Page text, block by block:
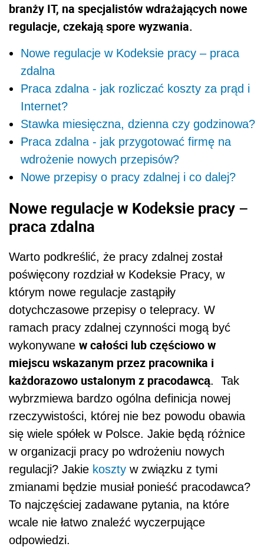
branży IT, na specjalistów wdrażających nowe
regulacje, czekają spore wyzwania.
Nowe regulacje w Kodeksie pracy – praca
zdalna
Praca zdalna - jak rozliczać koszty za prąd i
Internet?
Stawka miesięczna, dzienna czy godzinowa?
Praca zdalna - jak przygotować firmę na
wdrożenie nowych przepisów?
Nowe przepisy o pracy zdalnej i co dalej?
Nowe regulacje w Kodeksie pracy –
praca zdalna
Warto podkreślić, że pracy zdalnej został
poświęcony rozdział w Kodeksie Pracy, w
którym nowe regulacje zastąpiły
dotychczasowe przepisy o telepracy. W
ramach pracy zdalnej czynności mogą być
wykonywane w całości lub częściowo w
miejscu wskazanym przez pracownika i
każdorazowo ustalonym z pracodawcą. Tak
wybrzmiewa bardzo ogólna definicja nowej
rzeczywistości, której nie bez powodu obawia
się wiele spółek w Polsce. Jakie będą różnice
w organizacji pracy po wdrożeniu nowych
regulacji? Jakie koszty w związku z tymi
zmianami będzie musiał ponieść pracodawca?
To najczęściej zadawane pytania, na które
wcale nie łatwo znaleźć wyczerpujące
odpowiedzi.